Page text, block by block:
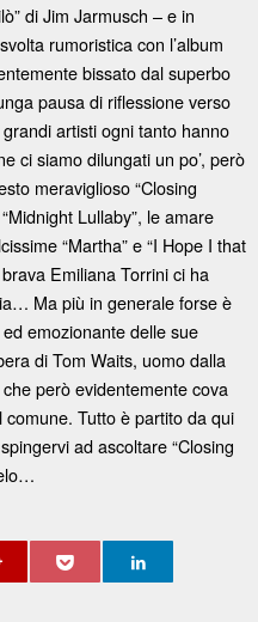
di Jim Jarmusch – e in
rumoristica con l’album
bissato dal superbo
pausa di riflessione verso
artisti ogni tanto hanno
ci siamo dilungati un po’, però
meraviglioso “Closing
Lullaby”, le amare
“Martha” e “I Hope I that
Emiliana Torrini ci ha
Ma più in generale forse è
emozionante delle sue
di Tom Waits, uomo dalla
però evidentemente cova
Tutto è partito da qui
ad ascoltare “Closing